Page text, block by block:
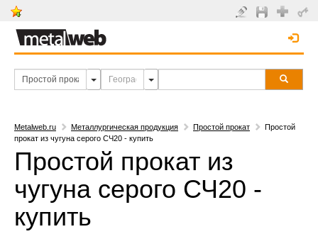
Metalweb.ru Металлургическая продукция Простой прокат
Простой
прокат из чугуна серого СЧ20 - купить
Простой прокат из
чугуна серого СЧ20 -
купить